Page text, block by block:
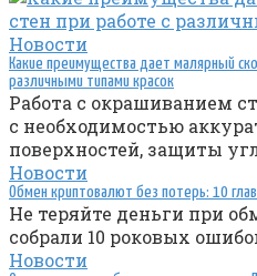
Новости
Какие преимущества дает малярный
различными типами красок
Работа с окрашиванием
с необходимостью
поверхностей, защиты
Новости
Обмен криптовалют без потерь: 10
Не теряйте деньги при
собрали 10 роковых
Новости